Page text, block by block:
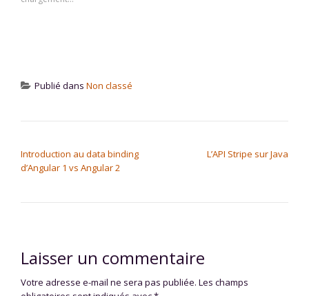
une
Publié dans Non classé
Introduction au data binding
d’Angular 1 vs Angular 2
L’API Stripe sur Java
Laisser un commentaire
Votre adresse e-mail ne sera pas publiée. Les champs